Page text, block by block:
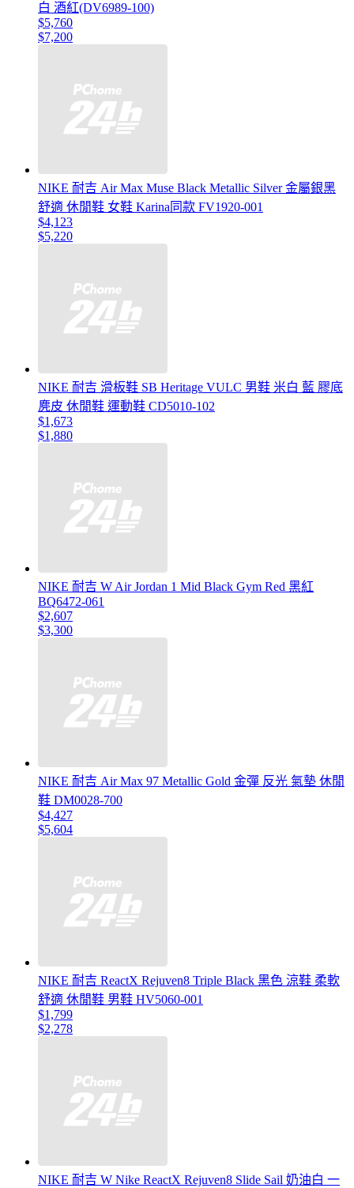
白 酒紅(DV6989-100)
$5,760
$7,200
NIKE 耐吉 Air Max Muse Black Metallic Silver 金屬銀黑
舒適 休閒鞋 女鞋 Karina同款 FV1920-001
$4,123
$5,220
NIKE 耐吉 滑板鞋 SB Heritage VULC 男鞋 米白 藍 膠底
麂皮 休閒鞋 運動鞋 CD5010-102
$1,673
$1,880
NIKE 耐吉 W Air Jordan 1 Mid Black Gym Red 黑紅
BQ6472-061
$2,607
$3,300
NIKE 耐吉 Air Max 97 Metallic Gold 金彈 反光 氣墊 休閒
鞋 DM0028-700
$4,427
$5,604
NIKE 耐吉 ReactX Rejuven8 Triple Black 黑色 涼鞋 柔軟
舒適 休閒鞋 男鞋 HV5060-001
$1,799
$2,278
NIKE 耐吉 W Nike ReactX Rejuven8 Slide Sail 奶油白 一